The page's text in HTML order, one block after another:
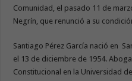
Comunidad, el pasado 11 de
Negrín, que renunció a su
Santiago Pérez García nació en
el 13 de diciembre de 1954.
Constitucional en la Universidad